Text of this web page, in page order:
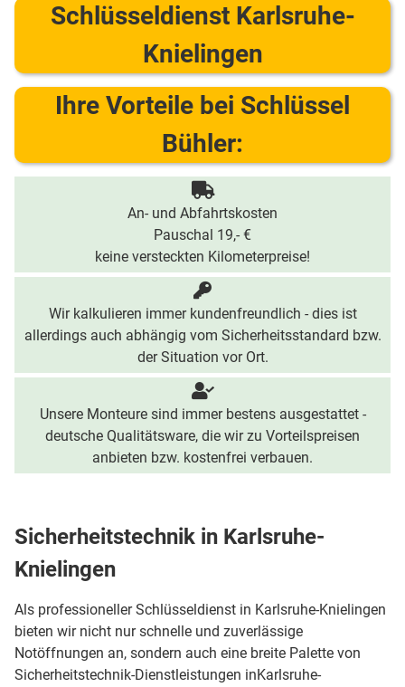
Schlüsseldienst Karlsruhe-
Knielingen
Ihre Vorteile bei Schlüssel
Bühler:
An- und Abfahrtskosten
Pauschal 19,- €
keine versteckten Kilometerpreise!
Wir kalkulieren immer kundenfreundlich - dies ist
allerdings auch abhängig vom Sicherheitsstandard bzw.
der Situation vor Ort.
Unsere Monteure sind immer bestens ausgestattet -
deutsche Qualitätsware, die wir zu Vorteilspreisen
anbieten bzw. kostenfrei verbauen.
Sicherheitstechnik in Karlsruhe-
Knielingen
Als professioneller Schlüsseldienst in Karlsruhe-Knielingen
bieten wir nicht nur schnelle und zuverlässige
Notöffnungen an, sondern auch eine breite Palette von
Sicherheitstechnik-Dienstleistungen inKarlsruhe-